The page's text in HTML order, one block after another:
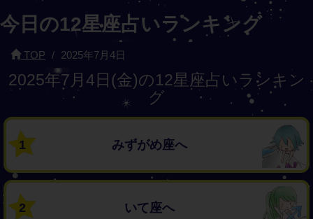
今日の12星座占いランキング
TOP 2025年7月4日
2025年7月4日(金)の12星座占いランキン
グ
1 みずがめ座へ
2 いて座へ